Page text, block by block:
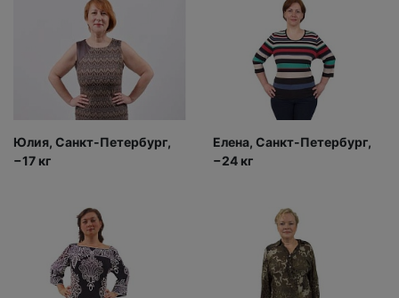
Юлия, Санкт-Петербург,
−17 кг
Елена, Санкт-Петербург,
−24 кг